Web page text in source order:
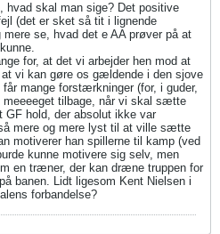
hvad skal man sige? Det positive
(det er sket så tit i lignende
se, hvad det e AA prøver på at
for, at det vi arbejder hen mod at
vi kan gøre os gældende i den sjove
mange forstærkninger (for, i guder,
meeeeget tilbage, når vi skal sætte
GF hold, der absolut ikke var
mere og mere lyst til at ville sætte
motiverer han spillerne til kamp (ved
kunne motivere sig selv, men
en træner, der kan dræne truppen for
banen. Lidt ligesom Kent Nielsen i
forbandelse?